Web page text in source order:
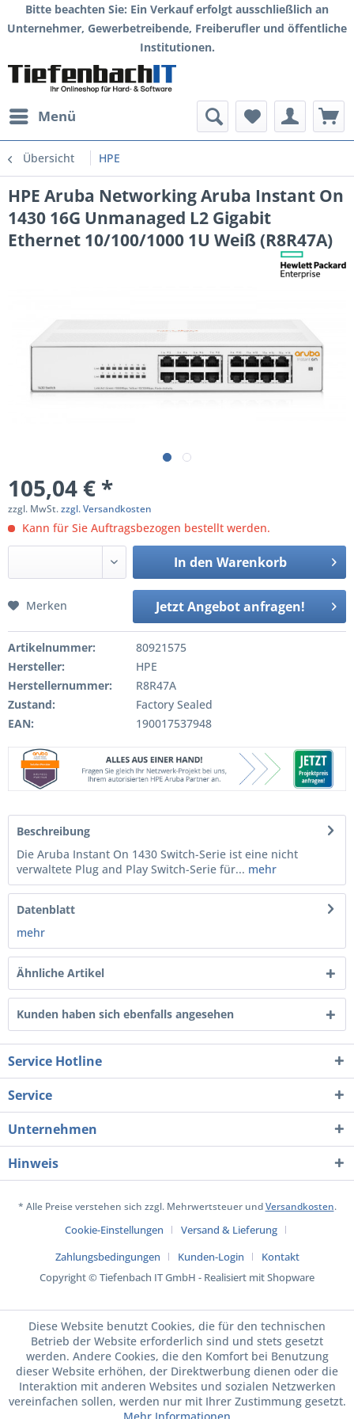
Bitte beachten Sie: Ein Verkauf erfolgt ausschließlich an
Unternehmer, Gewerbetreibende, Freiberufler und öffentliche
Institutionen.
Menü
Übersicht HPE
HPE Aruba Networking Aruba Instant On
1430 16G Unmanaged L2 Gigabit
Ethernet 10/100/1000 1U Weiß (R8R47A)
105,04 € *
zzgl. MwSt.zzgl. Versandkosten
Kann für Sie Auftragsbezogen bestellt werden.
In den Warenkorb
Jetzt Angebot anfragen!
Merken
Artikelnummer:
80921575
Hersteller:
HPE
Herstellernummer:
R8R47A
Zustand:
Factory Sealed
EAN:
190017537948
Beschreibung
Die Aruba Instant On 1430 Switch-Serie ist eine nicht
verwaltete Plug and Play Switch-Serie für... mehr
Datenblatt
mehr
Ähnliche Artikel
Kunden haben sich ebenfalls angesehen
Service Hotline
Service
Unternehmen
Hinweis
* Alle Preise verstehen sich zzgl. Mehrwertsteuer undVersandkosten.
Cookie-Einstellungen
Versand & Lieferung
Zahlungsbedingungen
Kunden-Login
Kontakt
Copyright © Tiefenbach IT GmbH - Realisiert mit Shopware
Diese Website benutzt Cookies, die für den technischen
Betrieb der Website erforderlich sind und stets gesetzt
werden. Andere Cookies, die den Komfort bei Benutzung
dieser Website erhöhen, der Direktwerbung dienen oder die
Interaktion mit anderen Websites und sozialen Netzwerken
vereinfachen sollen, werden nur mit Ihrer Zustimmung gesetzt.